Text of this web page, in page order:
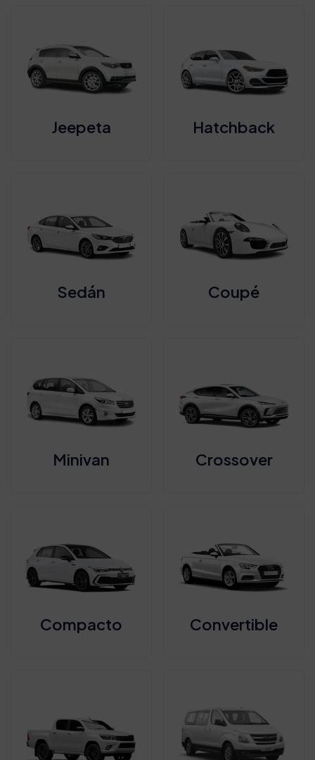
Jeepeta Hatchback
Sedán Coupé
Minivan Crossover
Compacto Convertible